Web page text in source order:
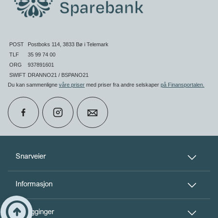
Snarveier
Informasjon
Innlogginger
POST
Postboks 114, 3833 Bø i Telemark
TLF
35 99 74 00
ORG
937891601
SWIFT DRANNO21 / BSPANO21
Du kan sammenligne våre priser med priser fra andre selskaper på Finansportalen